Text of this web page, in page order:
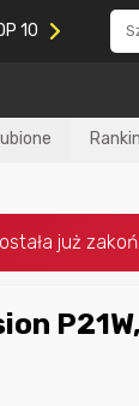
10
Nagroda za